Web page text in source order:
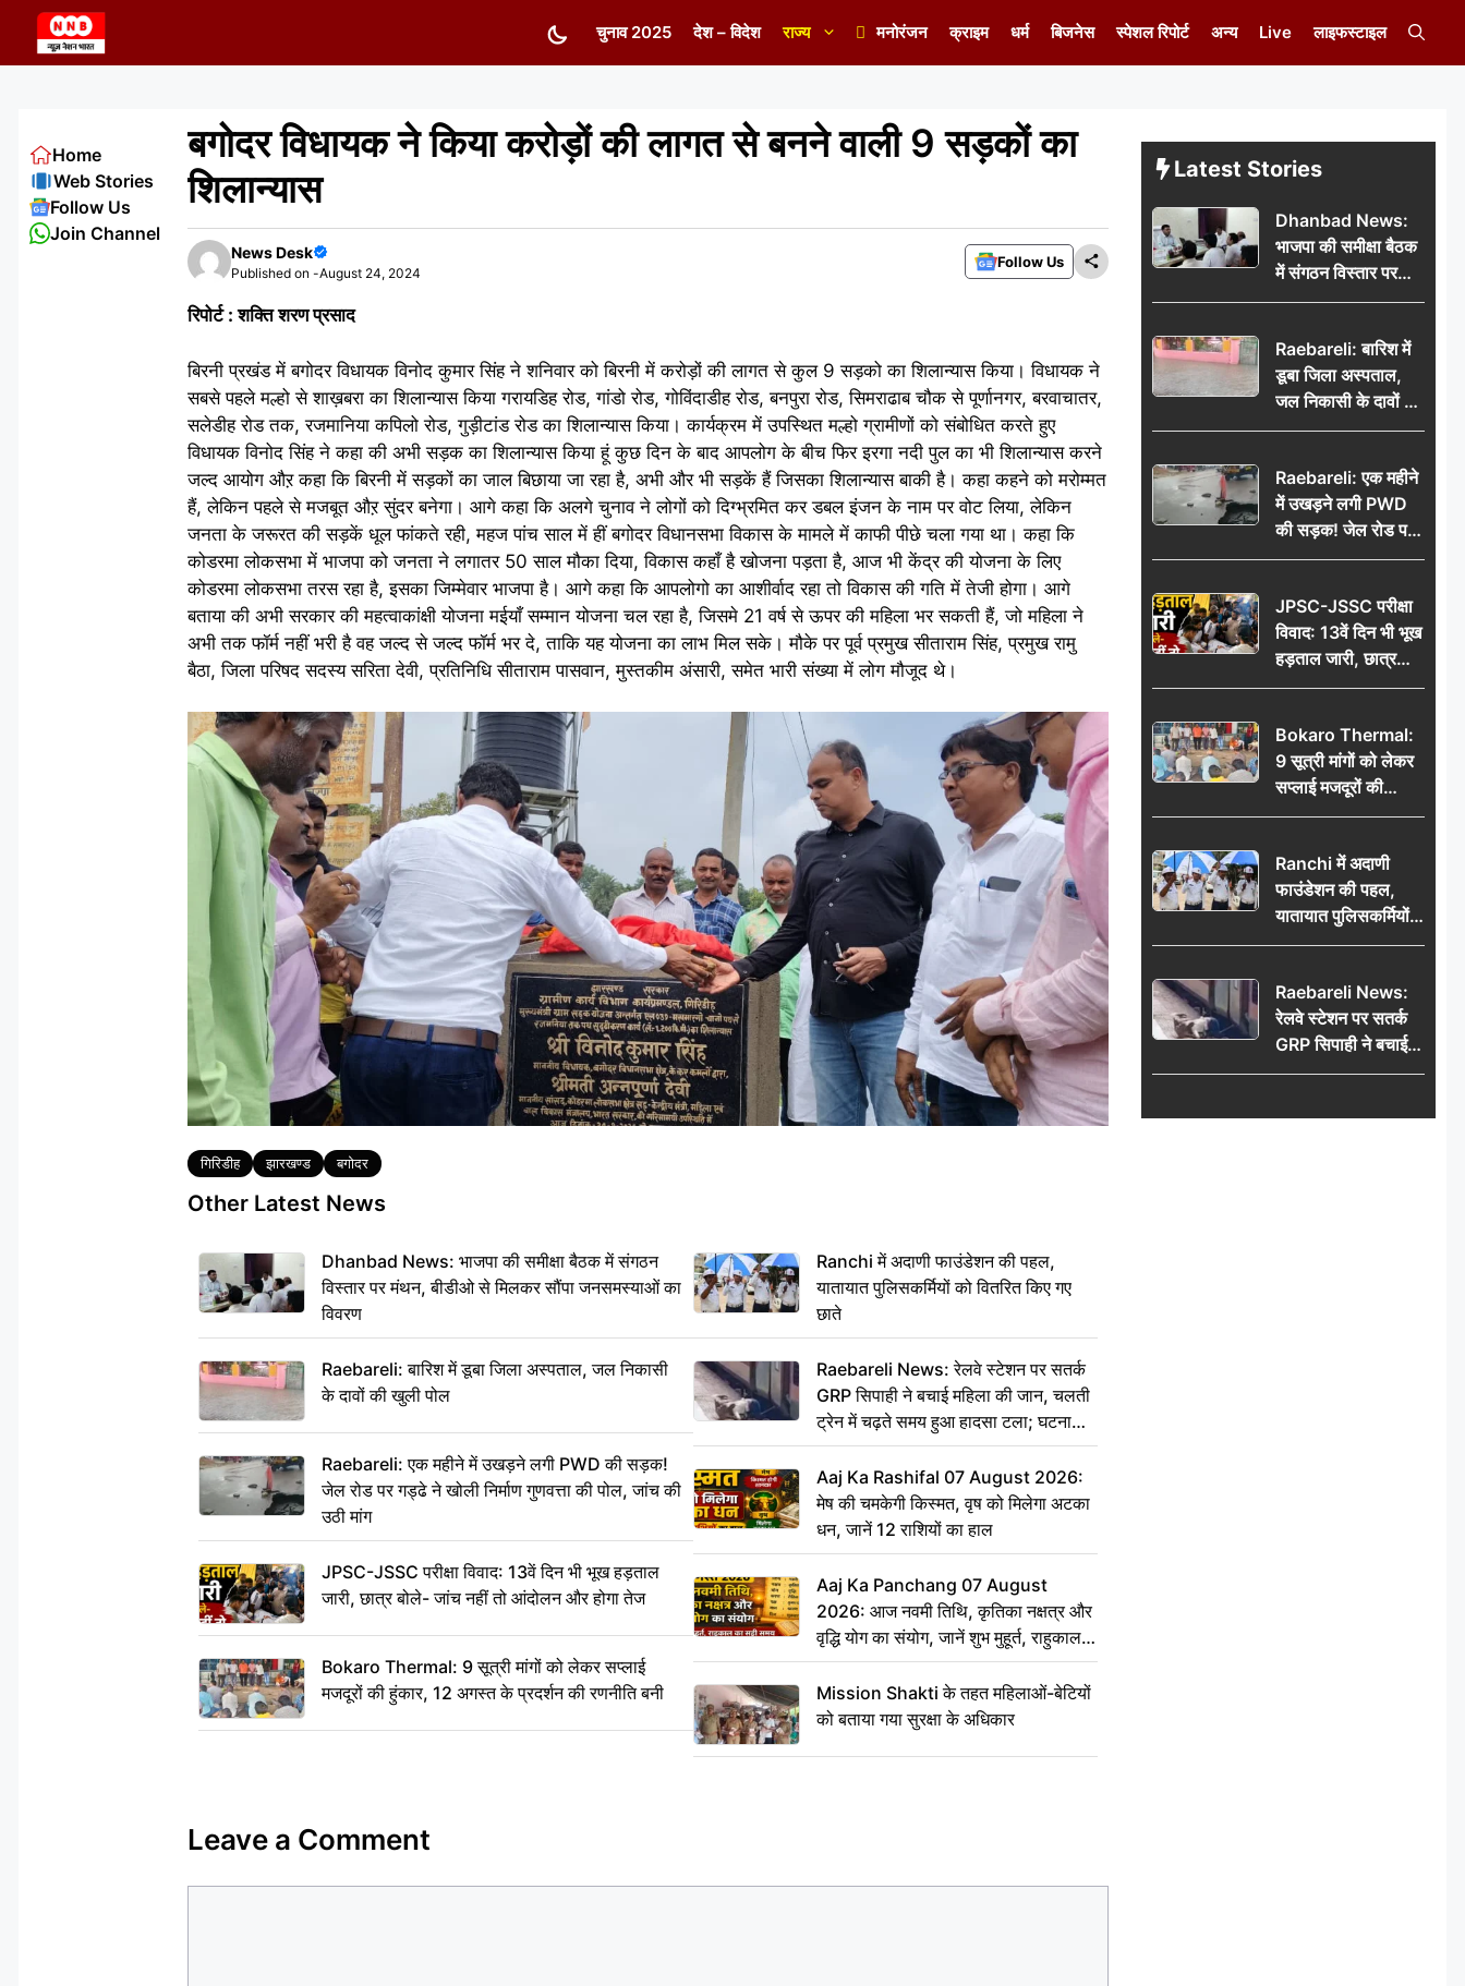
content
चुनाव 2025 देश – विदेश राज्य मनोरंजन क्राइम धर्म बिजनेस स्पेशल रिपोर्ट अन्य Live लाइफस्टाइल
बगोदर विधायक ने किया करोड़ों की लागत से बनने वाली 9 सड़कों का
शिलान्यास
News Desk
Published on -August 24, 2024
Follow Us
रिपोर्ट : शक्ति शरण प्रसाद
बिरनी प्रखंड में बगोदर विधायक विनोद कुमार सिंह ने शनिवार को बिरनी में करोड़ों की लागत से कुल 9 सड़को का शिलान्यास किया। विधायक ने
सबसे पहले मल्हो से शाख़बरा का शिलान्यास किया गरायडिह रोड, गांडो रोड, गोविंदाडीह रोड, बनपुरा रोड, सिमराढाब चौक से पूर्णानगर, बरवाचातर,
सलेडीह रोड तक, रजमानिया कपिलो रोड, गुड़ीटांड रोड का शिलान्यास किया। कार्यक्रम में उपस्थित मल्हो ग्रामीणों को संबोधित करते हुए
विधायक विनोद सिंह ने कहा की अभी सड़क का शिलान्यास किया हूं कुछ दिन के बाद आपलोग के बीच फिर इरगा नदी पुल का भी शिलान्यास करने
जल्द आयोग औऱ कहा कि बिरनी में सड़कों का जाल बिछाया जा रहा है, अभी और भी सड़कें हैं जिसका शिलान्यास बाकी है। कहा कहने को मरोम्मत
हैं, लेकिन पहले से मजबूत औऱ सुंदर बनेगा। आगे कहा कि अलगे चुनाव ने लोगों को दिग्भ्रमित कर डबल इंजन के नाम पर वोट लिया, लेकिन
जनता के जरूरत की सड़कें धूल फांकते रही, महज पांच साल में हीं बगोदर विधानसभा विकास के मामले में काफी पीछे चला गया था। कहा कि
कोडरमा लोकसभा में भाजपा को जनता ने लगातर 50 साल मौका दिया, विकास कहाँ है खोजना पड़ता है, आज भी केंद्र की योजना के लिए
कोडरमा लोकसभा तरस रहा है, इसका जिम्मेवार भाजपा है। आगे कहा कि आपलोगो का आशीर्वाद रहा तो विकास की गति में तेजी होगा। आगे
बताया की अभी सरकार की महत्वाकांक्षी योजना मईयाँ सम्मान योजना चल रहा है, जिसमे 21 वर्ष से ऊपर की महिला भर सकती हैं, जो महिला ने
अभी तक फॉर्म नहीं भरी है वह जल्द से जल्द फॉर्म भर दे, ताकि यह योजना का लाभ मिल सके। मौके पर पूर्व प्रमुख सीताराम सिंह, प्रमुख रामु
बैठा, जिला परिषद सदस्य सरिता देवी, प्रतिनिधि सीताराम पासवान, मुस्तकीम अंसारी, समेत भारी संख्या में लोग मौजूद थे।
Tags
गिरिडीह झारखण्ड बगोदर
Other Latest News
Dhanbad News: भाजपा की समीक्षा बैठक में संगठन
विस्तार पर मंथन, बीडीओ से मिलकर सौंपा जनसमस्याओं का
विवरण
Raebareli: बारिश में डूबा जिला अस्पताल, जल निकासी
के दावों की खुली पोल
Raebareli: एक महीने में उखड़ने लगी PWD की सड़क!
जेल रोड पर गड्ढे ने खोली निर्माण गुणवत्ता की पोल, जांच की
उठी मांग
JPSC-JSSC परीक्षा विवाद: 13वें दिन भी भूख हड़ताल
जारी, छात्र बोले- जांच नहीं तो आंदोलन और होगा तेज
Bokaro Thermal: 9 सूत्री मांगों को लेकर सप्लाई
मजदूरों की हुंकार, 12 अगस्त के प्रदर्शन की रणनीति बनी
Ranchi में अदाणी फाउंडेशन की पहल,
यातायात पुलिसकर्मियों को वितरित किए गए
छाते
Raebareli News: रेलवे स्टेशन पर सतर्क
GRP सिपाही ने बचाई महिला की जान, चलती
ट्रेन में चढ़ते समय हुआ हादसा टला; घटना
CCTV में कैद
Aaj Ka Rashifal 07 August 2026:
मेष की चमकेगी किस्मत, वृष को मिलेगा अटका
धन, जानें 12 राशियों का हाल
Aaj Ka Panchang 07 August
2026: आज नवमी तिथि, कृतिका नक्षत्र और
वृद्धि योग का संयोग, जानें शुभ मुहूर्त, राहुकाल
का सही समय
Mission Shakti के तहत महिलाओं-बेटियों
को बताया गया सुरक्षा के अधिकार
Leave a Comment
Home
Web Stories
Follow Us
Join Channel
Latest Stories
Dhanbad News:
भाजपा की समीक्षा बैठक
में संगठन विस्तार पर
मंथन, बीडीओ से
जनसमस्याओं का विवरण
Raebareli: बारिश में
डूबा जिला अस्पताल,
जल निकासी के दावों की
खुली पोल
Raebareli: एक महीने
में उखड़ने लगी PWD
की सड़क! जेल रोड पर
गड्ढे ने खोली निर्माण
की उठी मांग
JPSC-JSSC परीक्षा
विवाद: 13वें दिन भी भूख
हड़ताल जारी, छात्र
बोले- जांच नहीं तो
Bokaro Thermal:
9 सूत्री मांगों को लेकर
सप्लाई मजदूरों की
हुंकार, 12 अगस्त के
Ranchi में अदाणी
फाउंडेशन की पहल,
यातायात पुलिसकर्मियों
को वितरित किए गए छाते
Raebareli News:
रेलवे स्टेशन पर सतर्क
GRP सिपाही ने बचाई
महिला की जान, चलती
हादसा टला; घटना